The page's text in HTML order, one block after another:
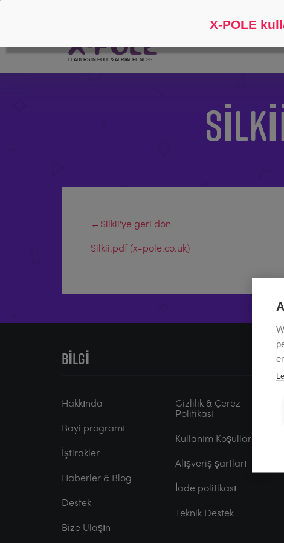
←Silkii'ye geri dön
Silkii.pdf (x-pole.co.uk)
BILGI
Hakkında
Bayi programı
İştirakler
Haberler & Blog
Destek
Bize Ulaşın
Gizlilik & Çerez
Politikası
Kullanım Koşulları
Alışveriş şartları
İade politikası
Teknik Destek
X-POLE